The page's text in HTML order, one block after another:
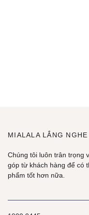
MIALALA LẮNG NGHE
Chúng tôi luôn trân trọng
góp từ khách hàng để có
phẩm tốt hơn nữa.